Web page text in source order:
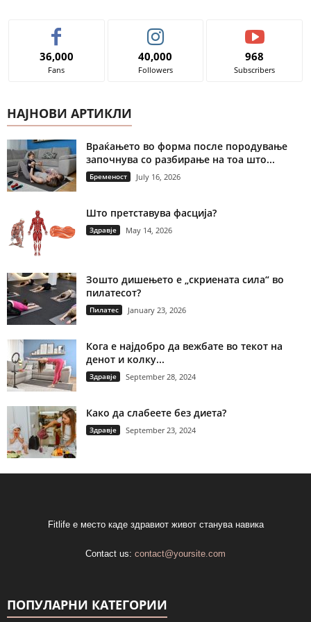
36,000
Fans
40,000
Followers
968
Subscribers
НАЈНОВИ АРТИКЛИ
Враќањето во форма после породување
започнува со разбирање на тоа што...
Бременост July 16, 2026
Што претставува фасција?
Здравје May 14, 2026
Зошто дишењето е „скриената сила“ во
пилатесот?
Пилатес January 23, 2026
Кога е најдобро да вежбате во текот на
денот и колку...
Здравје September 28, 2024
Како да слабеете без диета?
Здравје September 23, 2024
Fitlife е место каде здравиот живот станува навика
Contact us: contact@yoursite.com
ПОПУЛАРНИ КАТЕГОРИИ